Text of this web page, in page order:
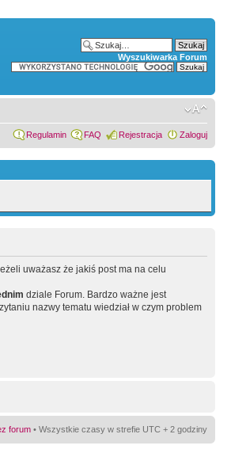
Wyszukiwarka Forum
Regulamin FAQ Rejestracja Zaloguj
uważasz że jakiś post ma na celu
dziale Forum. Bardzo ważne jest
nazwy tematu wiedział w czym problem
forum • Wszystkie czasy w strefie UTC + 2 godziny